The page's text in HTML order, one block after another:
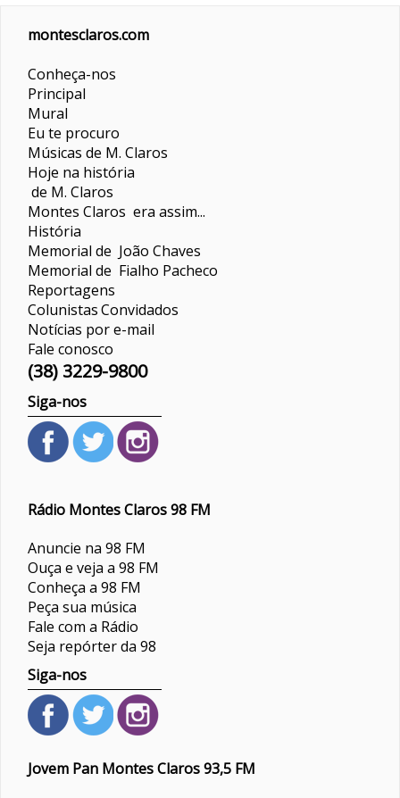
montesclaros.com
Conheça-nos
Principal
Mural
Eu te procuro
Músicas de M. Claros
Hoje na história
de M. Claros
Montes Claros era assim...
História
Memorial de João Chaves
Memorial de Fialho Pacheco
Reportagens
ColunistasConvidados
Notícias por e-mail
Fale conosco
(38) 3229-9800
Siga-nos
Rádio Montes Claros 98 FM
Anuncie na 98 FM
Ouça e veja a 98 FM
Conheça a 98 FM
Peça sua música
Fale com a Rádio
Seja repórter da 98
Siga-nos
Jovem Pan Montes Claros 93,5 FM